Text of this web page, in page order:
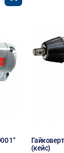
1"
(кейс)